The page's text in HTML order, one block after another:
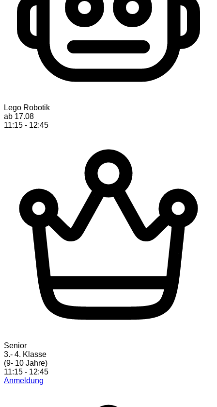
Lego Robotik
ab 17.08
11:15 - 12:45
Senior
3.- 4. Klasse
(9- 10 Jahre)
11:15 - 12:45
Anmeldung